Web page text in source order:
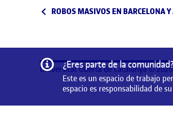
Navegación de
Entrada anterior
ROBOS MASIVOS EN BARCELONA
Información
¿Eres parte de la
Este es un espacio de trabajo
espacio es responsabilidad de
Universitat Oberta de Catalunya © 2026